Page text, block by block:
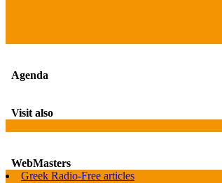
Agenda
Visit also
WebMasters
Greek Radio-Free articles